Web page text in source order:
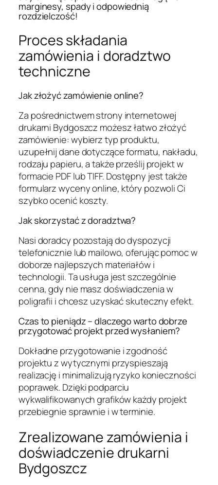
marginesy, spady i odpowiednią
rozdzielczość!
Proces składania
zamówienia i doradztwo
techniczne
Jak złożyć zamówienie online?
Za pośrednictwem strony internetowej
drukarni Bydgoszcz możesz łatwo złożyć
zamówienie: wybierz typ produktu,
uzupełnij dane dotyczące formatu, nakładu,
rodzaju papieru, a także prześlij projekt w
formacie PDF lub TIFF. Dostępny jest także
formularz wyceny online, który pozwoli Ci
szybko ocenić koszty.
Jak skorzystać z doradztwa?
Nasi doradcy pozostają do dyspozycji
telefonicznie lub mailowo, oferując pomoc w
doborze najlepszych materiałów i
technologii. Ta usługa jest szczególnie
cenna, gdy nie masz doświadczenia w
poligrafii i chcesz uzyskać skuteczny efekt.
Czas to pieniądz – dlaczego warto dobrze
przygotować projekt przed wysłaniem?
Dokładne przygotowanie i zgodność
projektu z wytycznymi przyspieszają
realizację i minimalizują ryzyko konieczności
poprawek. Dzięki podparciu
wykwalifikowanych grafików każdy projekt
przebiegnie sprawnie i w terminie.
Zrealizowane zamówienia i
doświadczenie drukarni
Bydgoszcz